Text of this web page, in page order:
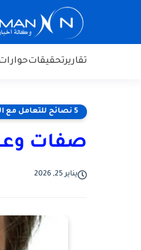
تقاريرتحقيقات
5 نصائح للتعامل مع الشريك الكاذب
صفات
يناير 25, 2026